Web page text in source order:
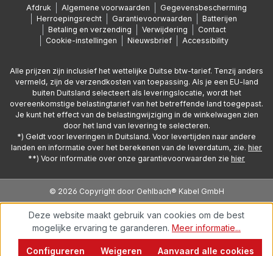
Afdruk Algemene voorwaarden
Gegevensbescherming
Herroepingsrecht
Garantievoorwaarden
Batterijen
Betaling en verzending
Verwijdering
Contact
Cookie-instellingen
Nieuwsbrief Accessibility
Alle prijzen zijn inclusief het wettelijke Duitse btw-tarief. Tenzij anders
vermeld, zijn de verzendkosten van toepassing. Als je een EU-land
buiten Duitsland selecteert als leveringslocatie, wordt het
overeenkomstige belastingtarief van het betreffende land toegepast.
Je kunt het effect van de belastingwijziging in de winkelwagen zien
door het land van levering te selecteren.
*) Geldt voor leveringen in Duitsland. Voor levertijden naar andere
landen en informatie over het berekenen van de leverdatum, zie. hier
**) Voor informatie over onze garantievoorwaarden zie hier
© 2026 Copyright door Oehlbach® Kabel GmbH
Deze website maakt gebruik van cookies om de best
mogelijke ervaring te garanderen. Meer informatie...
Weigeren
Configureren Aanvaard alle cookies